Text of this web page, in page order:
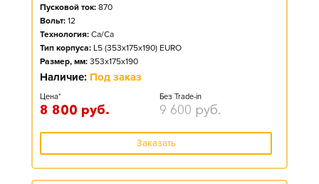
Пусковой ток: 870
Вольт: 12
Технология: Ca/Ca
Тип корпуса: L5 (353x175x190) EURO
Размер, мм: 353x175x190
Наличие: Под заказ
Цена*
8 800 руб.
Без Trade-in
9 600 руб.
Заказать